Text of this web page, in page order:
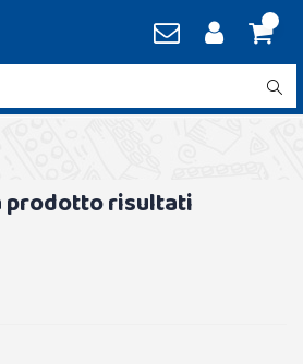
prodotto risultati